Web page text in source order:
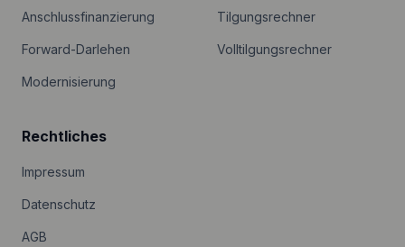
Anschlussfinanzierung
Forward-Darlehen
Modernisierung
Tilgungsrechner
Volltilgungsrechner
Rechtliches
Impressum
Datenschutz
AGB